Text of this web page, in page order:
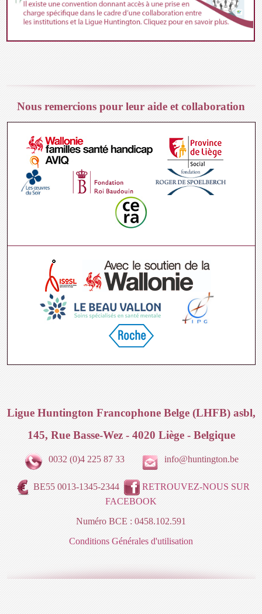
Nous remercions pour leur aide et collaboration
Ligue Huntington Francophone Belge (LHFB) asbl,
145, Rue Basse-Wez - 4020 Liège - Belgique
0032 (0)4 225 87 33 info@huntington.be
BE55 0013-1345-2344
RETROUVEZ-NOUS SUR
FACEBOOK
Numéro BCE : 0458.102.591
Conditions Générales d'utilisation